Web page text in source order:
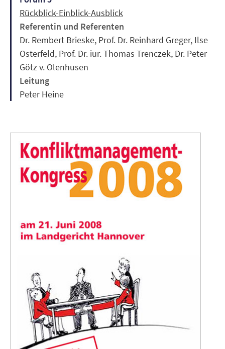
Rückblick-Einblick-Ausblick
Referentin und Referenten
Dr. Rembert Brieske, Prof. Dr. Reinhard Greger, Ilse
Osterfeld, Prof. Dr. iur. Thomas Trenczek, Dr. Peter
Götz v. Olenhusen
Leitung
Peter Heine